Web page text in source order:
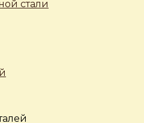
стали